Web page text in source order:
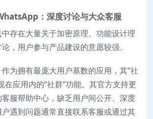
：深度讨论与大众客服
存在大量关于加密原理、功能设计理
，用户参与产品建设的意愿较强。
作为拥有最庞大用户基数的应用，其“社
在应用内的“社群”功能。其官方支持更
服帮助中心，缺乏用户间公开、深度
遇到问题通常直接联系客服或通过其